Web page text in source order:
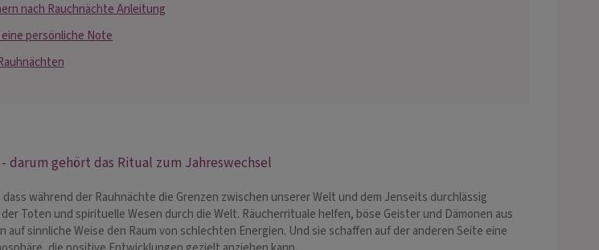
nach Rauchnächte Anleitung
persönliche Note
darum gehört das Ritual zum Jahreswechsel
während der Rauhnächte die Grenzen zwischen unserer Welt und dem Jenseits durchlässig
Toten und spirituelle Wesen durch die Welt. Räucherrituale helfen, böse Geister und Dämonen aus
auf sinnliche Weise den Raum von schlechten Energien. Und sie schaffen auf der anderen Seite eine